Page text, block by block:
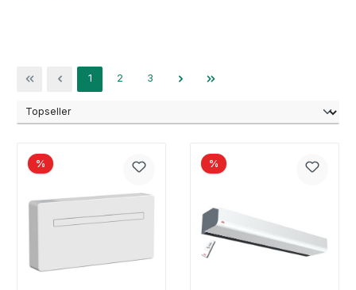
Seite
1 Seite
2 Seite
3
% %